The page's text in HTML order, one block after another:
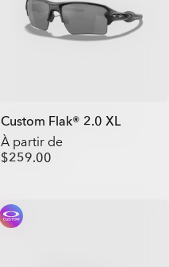
Custom Flak® 2.0 XL
À partir de
$259.00